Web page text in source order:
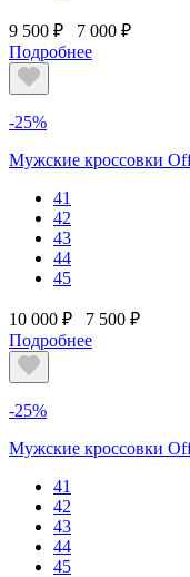
9 500 ₽
7 000 ₽
Подробнее
-25%
Мужские кроссовки
41
42
43
44
45
10 000 ₽
7 500 ₽
Подробнее
-25%
Мужские кроссовки
41
42
43
44
45